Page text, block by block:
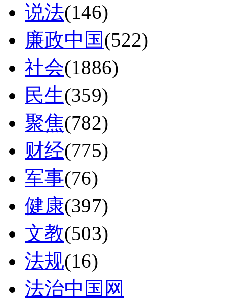
说法(146)
廉政中国(522)
社会(1886)
民生(359)
聚焦(782)
财经(775)
军事(76)
健康(397)
文教(503)
法规(16)
法治中国网